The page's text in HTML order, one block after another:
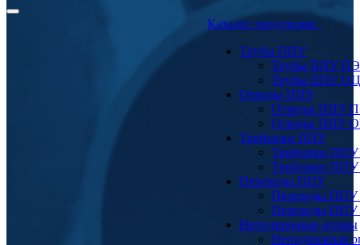
Каталог продукции
Трубы ППУ
Трубы ППУ ПЭ
Трубы ППУ ОЦ
Отводы ППУ
Отводы ППУ
Отводы ППУ
Тройники ППУ
Тройники
Тройники
Переходы ППУ
Переходы
Переходы
Неподвижные опоры
Неподвижная